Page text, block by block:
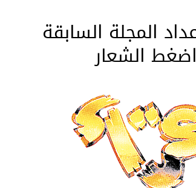
المجلة السابقة